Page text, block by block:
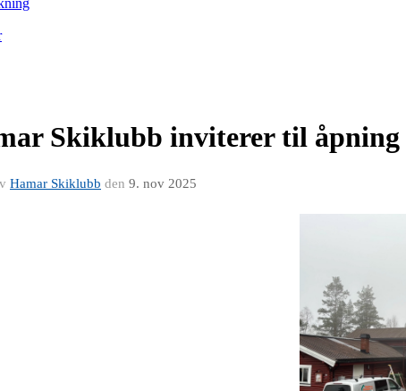
Skiklubb inviterer til åpning
Hamar Skiklubb den 9. nov 2025